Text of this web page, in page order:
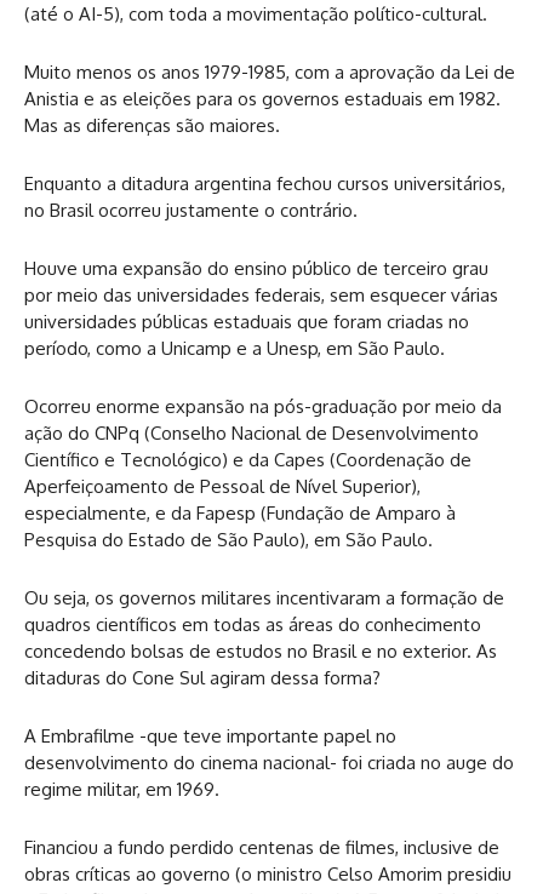
(até o AI-5), com toda a movimentação político-cultural.
Muito menos os anos 1979-1985, com a aprovação da Lei de
Anistia e as eleições para os governos estaduais em 1982.
Mas as diferenças são maiores.
Enquanto a ditadura argentina fechou cursos universitários,
no Brasil ocorreu justamente o contrário.
Houve uma expansão do ensino público de terceiro grau
por meio das universidades federais, sem esquecer várias
universidades públicas estaduais que foram criadas no
período, como a Unicamp e a Unesp, em São Paulo.
Ocorreu enorme expansão na pós-graduação por meio da
ação do CNPq (Conselho Nacional de Desenvolvimento
Científico e Tecnológico) e da Capes (Coordenação de
Aperfeiçoamento de Pessoal de Nível Superior),
especialmente, e da Fapesp (Fundação de Amparo à
Pesquisa do Estado de São Paulo), em São Paulo.
Ou seja, os governos militares incentivaram a formação de
quadros científicos em todas as áreas do conhecimento
concedendo bolsas de estudos no Brasil e no exterior. As
ditaduras do Cone Sul agiram dessa forma?
A Embrafilme -que teve importante papel no
desenvolvimento do cinema nacional- foi criada no auge do
regime militar, em 1969.
Financiou a fundo perdido centenas de filmes, inclusive de
obras críticas ao governo (o ministro Celso Amorim presidiu